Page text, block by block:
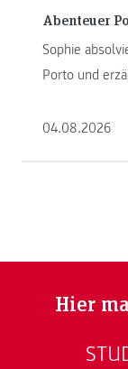
Abenteuer
Sophie
Porto und
04.08.2026
Hier